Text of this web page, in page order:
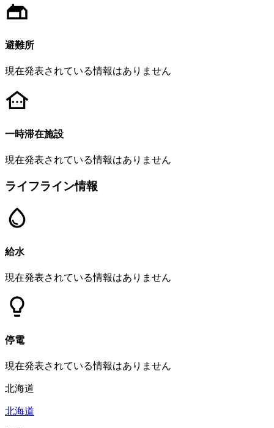
避難所
現在発表されている情報はありません
一時滞在施設
現在発表されている情報はありません
ライフライン情報
給水
現在発表されている情報はありません
停電
現在発表されている情報はありません
北海道
北海道